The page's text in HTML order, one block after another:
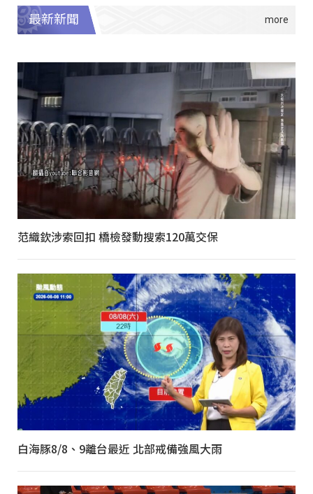
最新新聞
范織欽涉索回扣 橋檢發動搜索120萬交保
白海豚8/8、9離台最近 北部戒備強風大雨